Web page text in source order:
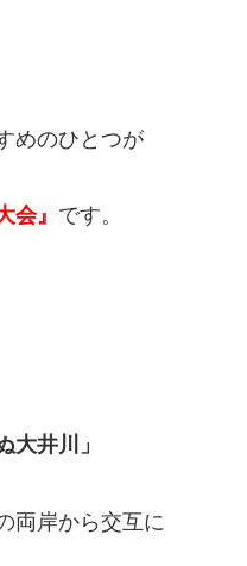
めのひとつが
会』 です。
大井川」
両岸から交互に